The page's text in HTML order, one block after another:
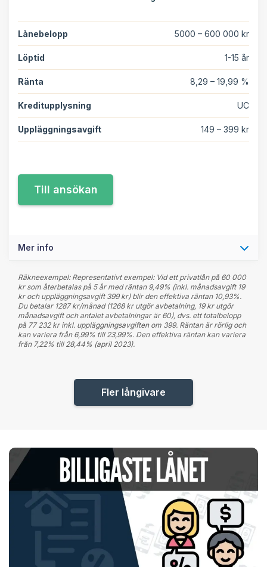
Lånebelopp 5000 – 600 000 kr
Löptid 1-15 år
Ränta 8,29 – 19,99 %
Kreditupplysning UC
Uppläggningsavgift 149 – 399 kr
Mer info
Räkneexempel: Representativt exempel: Vid ett privatlån på 60 000
kr som återbetalas på 5 år med räntan 9,49% (inkl. månadsavgift 19
kr och uppläggningsavgift 399 kr) blir den effektiva räntan 10,93%.
Du betalar 1287 kr/månad (1268 kr utgör avbetalning, 19 kr utgör
månadsavgift och antalet avbetalningar är 60), dvs. ett totalbelopp
på 77 232 kr inkl. uppläggningsavgiften om 399. Räntan är rörlig och
kan variera från 6,99% till 23,99%. Den effektiva räntan kan variera
från 7,22% till 28,44% (april 2023).
Fler långivare